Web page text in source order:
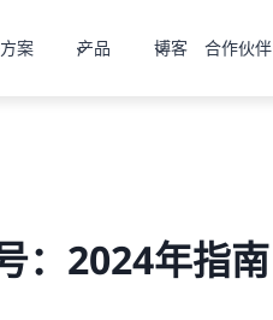
案 产品 博客 合作伙伴
：2024年指南